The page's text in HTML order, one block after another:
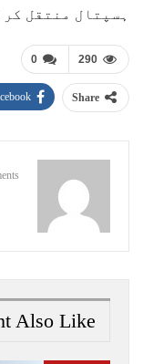
ہسپتال منتقل
0 290
Share
Also Like